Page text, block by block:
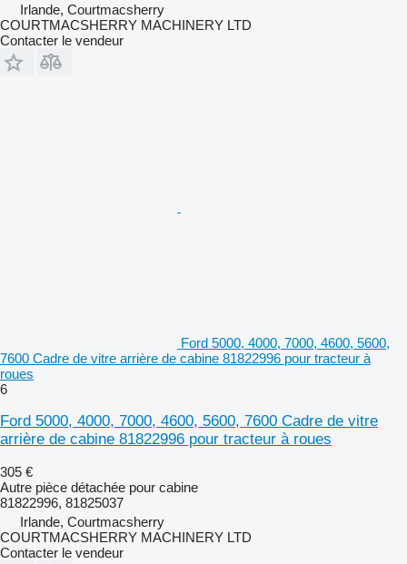
Irlande, Courtmacsherry
COURTMACSHERRY MACHINERY LTD
Contacter le vendeur
Ford 5000, 4000, 7000, 4600, 5600,
7600 Cadre de vitre arrière de cabine 81822996 pour tracteur à
roues
6
Ford 5000, 4000, 7000, 4600, 5600, 7600 Cadre de vitre
arrière de cabine 81822996 pour tracteur à roues
305 €
Autre pièce détachée pour cabine
81822996, 81825037
Irlande, Courtmacsherry
COURTMACSHERRY MACHINERY LTD
Contacter le vendeur